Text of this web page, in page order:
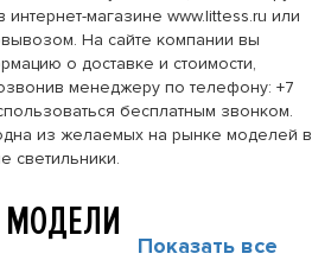
магазине www.littess.ru или
На сайте компании вы
о доставке и стоимости,
менеджеру по телефону: +7
бесплатным звонком.
из желаемых на рынке моделей в
светильники.
Показать все